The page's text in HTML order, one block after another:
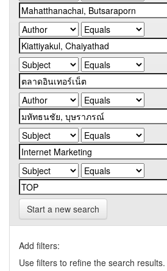
Start a new search
Add filters:
Use filters to refine the search results.